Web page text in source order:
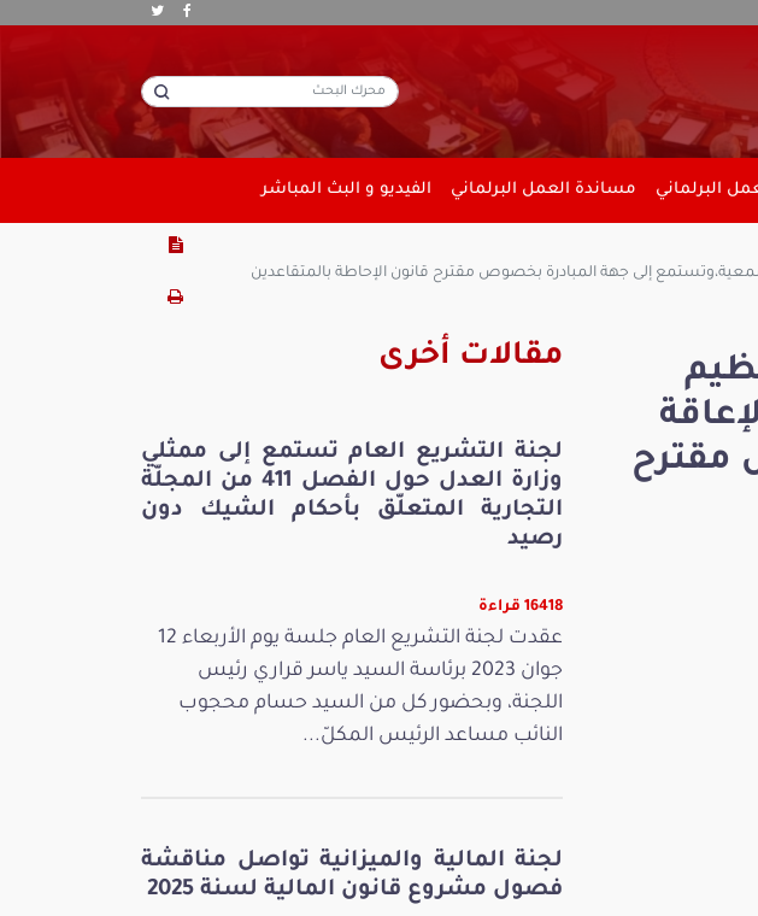
البرلماني مساندة العمل البرلماني الفيديو و البث المباشر
إلى جهة المبادرة بخصوص مقترح قانون الإحاطة بالمتقاعدين
مقترح
مقالات أخرى
لجنة التشريع العام تستمع إلى ممثلي
وزارة العدل حول الفصل 411 من المجلّة
التجارية المتعلّق بأحكام الشيك دون
رصيد
16418 قراءة
عقدت لجنة التشريع العام جلسة يوم الأربعاء 12
جوان 2023 برئاسة السيد ياسر قراري رئيس
اللجنة، وبحضور كل من السيد حسام محجوب
النائب مساعد الرئيس المكلّ...
لجنة المالية والميزانية تواصل مناقشة
فصول مشروع قانون المالية لسنة 2025